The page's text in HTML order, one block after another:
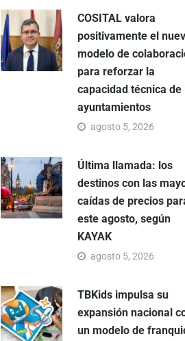
COSITAL valora
positivamente el
modelo de
para reforzar la
capacidad técnica de
ayuntamientos
agosto 5, 2026
Última llamada: los
destinos con las
caídas de precios
este agosto, según
KAYAK
agosto 5, 2026
TBKids impulsa su
expansión nacional
un modelo de